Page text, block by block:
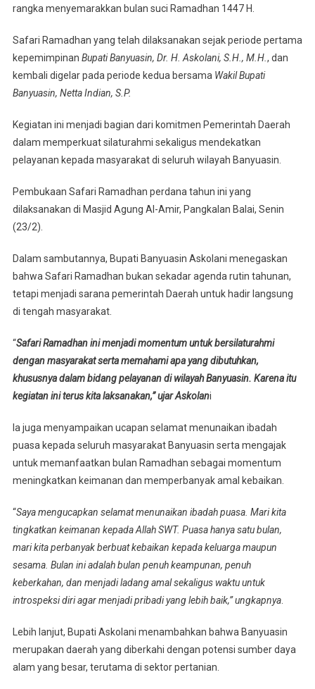
Dr.
Askolani
SH,
MH
Banyuasin
Diberkahi
Tanah
Subur
rangka menyemarakkan bulan suci Ramadhan 1447 H.
Safari Ramadhan yang telah dilaksanakan sejak periode pertama
kepemimpinan Bupati Banyuasin, Dr. H. Askolani, S.H., M.H., dan
kembali digelar pada periode kedua bersama Wakil Bupati
Banyuasin, Netta Indian, S.P.
Kegiatan ini menjadi bagian dari komitmen Pemerintah Daerah
dalam memperkuat silaturahmi sekaligus mendekatkan
pelayanan kepada masyarakat di seluruh wilayah Banyuasin.
Pembukaan Safari Ramadhan perdana tahun ini yang
dilaksanakan di Masjid Agung Al-Amir, Pangkalan Balai, Senin
(23/2).
Dalam sambutannya, Bupati Banyuasin Askolani menegaskan
bahwa Safari Ramadhan bukan sekadar agenda rutin tahunan,
tetapi menjadi sarana pemerintah Daerah untuk hadir langsung
di tengah masyarakat.
“Safari Ramadhan ini menjadi momentum untuk bersilaturahmi
dengan masyarakat serta memahami apa yang dibutuhkan,
khususnya dalam bidang pelayanan di wilayah Banyuasin. Karena itu
kegiatan ini terus kita laksanakan,” ujar Askolani
Ia juga menyampaikan ucapan selamat menunaikan ibadah
puasa kepada seluruh masyarakat Banyuasin serta mengajak
untuk memanfaatkan bulan Ramadhan sebagai momentum
meningkatkan keimanan dan memperbanyak amal kebaikan.
“Saya mengucapkan selamat menunaikan ibadah puasa. Mari kita
tingkatkan keimanan kepada Allah SWT. Puasa hanya satu bulan,
mari kita perbanyak berbuat kebaikan kepada keluarga maupun
sesama. Bulan ini adalah bulan penuh keampunan, penuh
keberkahan, dan menjadi ladang amal sekaligus waktu untuk
introspeksi diri agar menjadi pribadi yang lebih baik,” ungkapnya.
Lebih lanjut, Bupati Askolani menambahkan bahwa Banyuasin
merupakan daerah yang diberkahi dengan potensi sumber daya
alam yang besar, terutama di sektor pertanian.